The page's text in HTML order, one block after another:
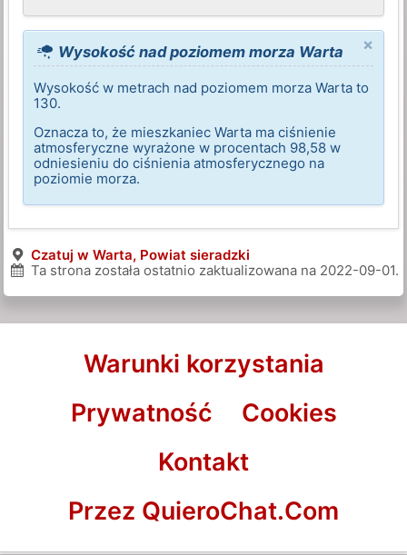
×
Wysokość nad poziomem morza Warta
Wysokość w metrach nad poziomem morza Warta to
130.
Oznacza to, że mieszkaniec Warta ma ciśnienie
atmosferyczne wyrażone w procentach 98,58 w
odniesieniu do ciśnienia atmosferycznego na
poziomie morza.
Czatuj w Warta, Powiat sieradzki
Ta strona została ostatnio zaktualizowana na 2022-09-01.
Warunki korzystania
Prywatność
Cookies
Kontakt
Przez QuieroChat.Com